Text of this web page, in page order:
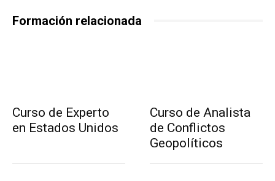
Formación relacionada
Curso de Experto
en Estados Unidos
Curso de Analista
de Conflictos
Geopolíticos